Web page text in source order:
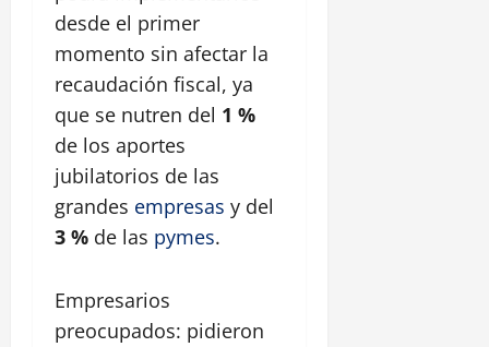
desde el primer
momento sin afectar la
recaudación fiscal, ya
que se nutren del 1 %
de los aportes
jubilatorios de las
grandes empresas y del
3 % de las pymes.
Empresarios
preocupados: pidieron